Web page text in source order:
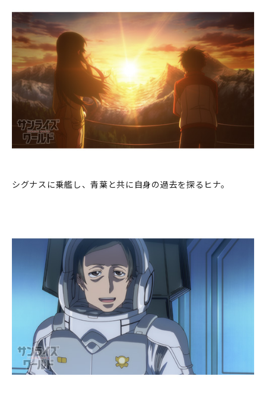
シグナスに乗艦し、青葉と共に自身の過去を探るヒナ。